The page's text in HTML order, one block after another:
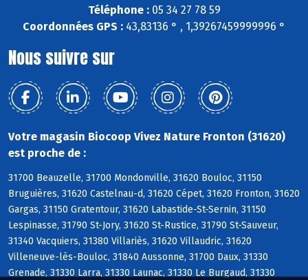
Téléphone :05 34 27 78 59
Coordonnées GPS : 43,83136 ° , 1,39267459999996 °
Nous suivre sur
Votre magasin Biocoop Vivez Nature Fronton (31620)
est proche de :
31700 Beauzelle, 31700 Mondonville, 31620 Bouloc, 31150
Bruguières, 31620 Castelnau-d, 31620 Cépet, 31620 Fronton, 31620
Gargas, 31150 Gratentour, 31620 Labastide-St-Sernin, 31150
Lespinasse, 31790 St-Jory, 31620 St-Rustice, 31790 St-Sauveur,
31340 Vacquiers, 31380 Villariès, 31620 Villaudric, 31620
Villeneuve-lès-Bouloc, 31840 Aussonne, 31700 Daux, 31330
Grenade, 31330 Larra, 31330 Launac, 31330 Le Burgaud, 31330